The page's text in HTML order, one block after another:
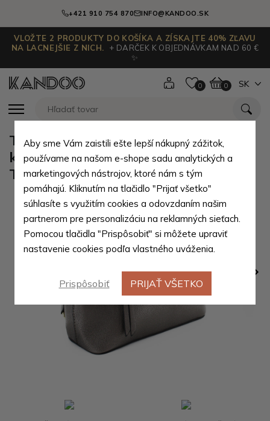
+421 910 754 870 INFO@KANDOO.SK
VLOŽTE 2 PRODUKTY DO KOŠÍKA A ZÍSKAJTE 40% ZĽAVU
NA LACNEJŠIE Z NICH.
+ DARČEK K OBJEDNÁVKAM NAD 60 €
✨
0 0 SK
Tmavo strieborná zipsová dámska
kabelka s ozdobným popruhom
Theoni
Aby sme Vám zaistili ešte lepší nákupný zážitok,
používame na našom e-shope sadu analytických a
marketingových nástrojov, ktoré nám s tým
pomáhajú. Kliknutím na tlačidlo "Prijať všetko"
súhlasíte s využitím cookies a odovzdaním našim
partnerom pre personalizáciu na reklamných sieťach.
Pomocou tlačidla "Prispôsobiť" si môžete upraviť
nastavenie cookies podľa vlastného uváženia.
Prispôsobiť PRIJAŤ VŠETKO